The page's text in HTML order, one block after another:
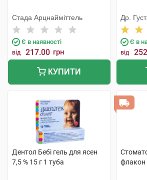
Стада Арцнайміттель
Є в наявності
від 217.00 грн
КУПИТИ
Др.
Є в
від
Дентол Бебі гель для ясен
7,5 % 15 г 1 туба
флакон